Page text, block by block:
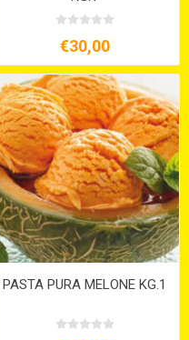
€30,00
PASTA PURA MELONE KG.1